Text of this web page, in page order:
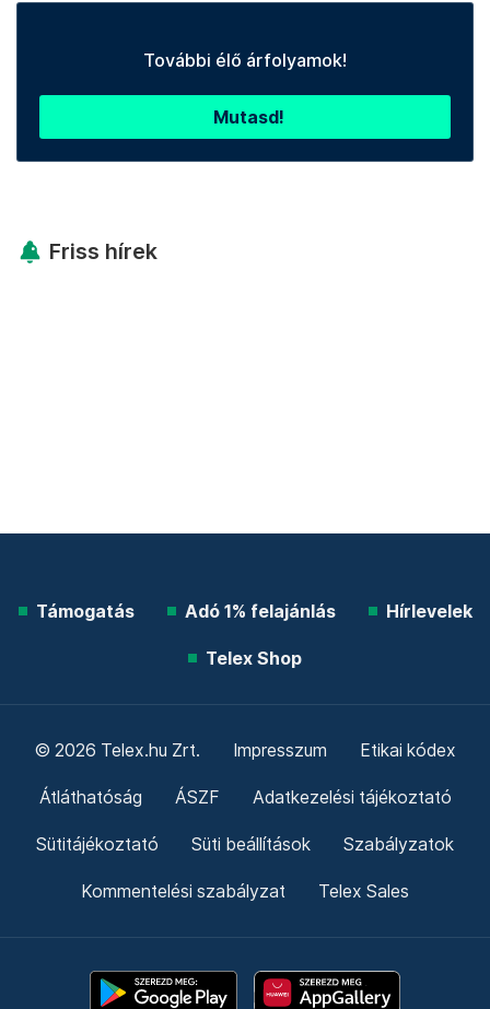
További élő árfolyamok!
Mutasd!
Friss hírek
Támogatás Adó 1% felajánlás Hírlevelek
Telex Shop
© 2026 Telex.hu Zrt. Impresszum Etikai kódex
Átláthatóság ÁSZF Adatkezelési tájékoztató
Sütitájékoztató Süti beállítások Szabályzatok
Kommentelési szabályzat Telex Sales